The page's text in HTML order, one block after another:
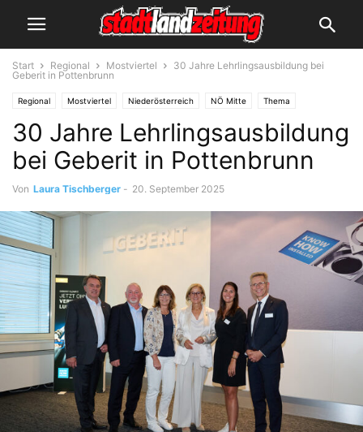
Start Regional Mostviertel
30 Jahre Lehrlingsausbildung bei
Geberit in Pottenbrunn
Regional Mostviertel Niederösterreich NÖ Mitte Thema
Schule & Bildung Wirtschaft
30 Jahre Lehrlingsausbildung
bei Geberit in Pottenbrunn
Von Laura Tischberger - 20. September 2025